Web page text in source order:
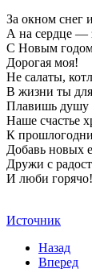
За окном снег
А на сердце —
С Новым
Дорогая моя!
Не салаты,
В жизни ты
Плавишь душу
Наше счастье
К
Добавь новых
Дружи с
И люби горячо!
Источник
Назад
Вперед